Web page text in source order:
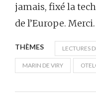
jamais, fixé la
de l’Europe. Merci.
THÈMES LECTURES
MARIN DE VIRY